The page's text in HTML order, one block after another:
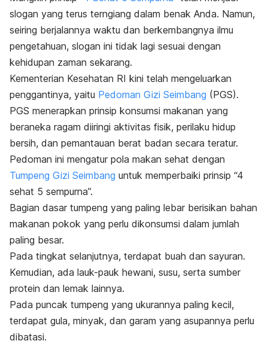
slogan yang terus terngiang dalam benak Anda. Namun,
seiring berjalannya waktu dan berkembangnya ilmu
pengetahuan, slogan ini tidak lagi sesuai dengan
kehidupan zaman sekarang.
Kementerian Kesehatan RI kini telah mengeluarkan
penggantinya, yaitu Pedoman Gizi Seimbang (PGS).
PGS menerapkan prinsip konsumsi makanan yang
beraneka ragam diiringi aktivitas fisik, perilaku hidup
bersih, dan pemantauan berat badan secara teratur.
Pedoman ini mengatur pola makan sehat dengan
Tumpeng Gizi Seimbang untuk memperbaiki prinsip “4
sehat 5 sempurna”.
Bagian dasar tumpeng yang paling lebar berisikan bahan
makanan pokok yang perlu dikonsumsi dalam jumlah
paling besar.
Pada tingkat selanjutnya, terdapat buah dan sayuran.
Kemudian, ada lauk-pauk hewani, susu, serta sumber
protein dan lemak lainnya.
Pada puncak tumpeng yang ukurannya paling kecil,
terdapat gula, minyak, dan garam yang asupannya perlu
dibatasi.